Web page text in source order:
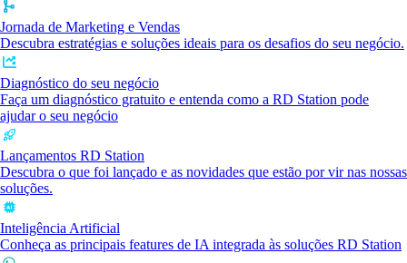
Jornada de Marketing e Vendas
Descubra estratégias e soluções ideais para os desafios do seu negócio.
Diagnóstico do seu negócio
Faça um diagnóstico gratuito e entenda como a RD Station pode
ajudar o seu negócio
Lançamentos RD Station
Descubra o que foi lançado e as novidades que estão por vir nas nossas
soluções.
Inteligência Artificial
Conheça as principais features de IA integrada às soluções RD Station